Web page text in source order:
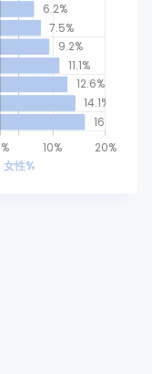
6.2%
7.5%
9.2%
11.1%
12.6%
14.1%
16%
10% 20%
女性%